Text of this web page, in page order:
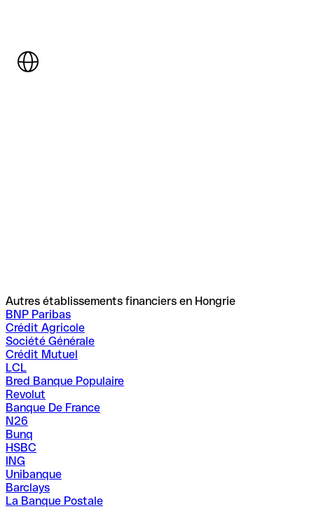
Autres établissements financiers en Hongrie
BNP Paribas
Crédit Agricole
Société Générale
Crédit Mutuel
LCL
Bred Banque Populaire
Revolut
Banque De France
N26
Bunq
HSBC
ING
Unibanque
Barclays
La Banque Postale